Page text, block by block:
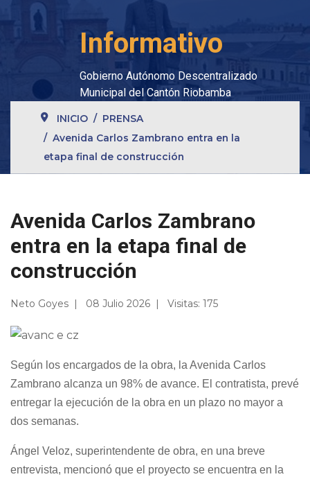
Informativo
Gobierno Autónomo Descentralizado
Municipal del Cantón Riobamba
INICIO
PRENSA
Avenida Carlos Zambrano entra en la
etapa final de construcción
Avenida Carlos Zambrano
entra en la etapa final de
construcción
Neto Goyes 08 Julio 2026 Visitas: 175
Según los encargados de la obra, la Avenida Carlos
Zambrano alcanza un 98% de avance. El contratista, prevé
entregar la ejecución de la obra en un plazo no mayor a
dos semanas.
Ángel Veloz, superintendente de obra, en una breve
entrevista, mencionó que el proyecto se encuentra en la